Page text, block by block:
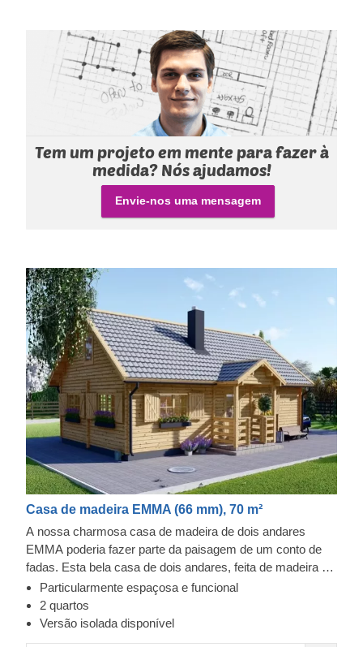
Tem um projeto em mente para fazer à
medida? Nós ajudamos!
Envie-nos uma mensagem
Casa de madeira EMMA (66 mm), 70 m²
A nossa charmosa casa de madeira de dois andares
EMMA poderia fazer parte da paisagem de um conto de
fadas. Esta bela casa de dois andares, feita de madeira de
coníferas natural amiga do ambiente, tem uma sala de
estar espaçosa, um quarto menor que pode ser usado
como home office e uma área de casa de banho no
Particularmente espaçosa e funcional
2 quartos
Versão isolada disponível